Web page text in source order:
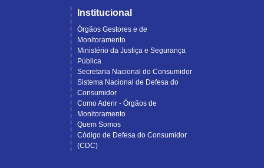
Institucional
Órgãos Gestores e de
Monitoramento
Ministério da Justiça e Segurança
Pública
Secretaria Nacional do Consumidor
Sistema Nacional de Defesa do
Consumidor
Como Aderir - Órgãos de
Monitoramento
Quem Somos
Código de Defesa do Consumidor
(CDC)